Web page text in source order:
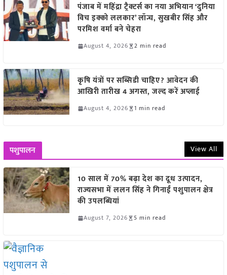
पंजाब में महिंद्रा ट्रैक्टर्स का नया अभियान ‘दुनिया
विच इक्को ललकार’ लॉन्च, सुखबीर सिंह और
परमिश वर्मा बने चेहरा
August 4, 2026 2 min read
कृषि यंत्रों पर सब्सिडी चाहिए? आवेदन की
आखिरी तारीख 4 अगस्त, जल्द करें अप्लाई
August 4, 2026 1 min read
पशुपालन View All
10 साल में 70% बढ़ा देश का दूध उत्पादन,
राज्यसभा में ललन सिंह ने गिनाईं पशुपालन क्षेत्र
की उपलब्धियां
August 7, 2026 5 min read